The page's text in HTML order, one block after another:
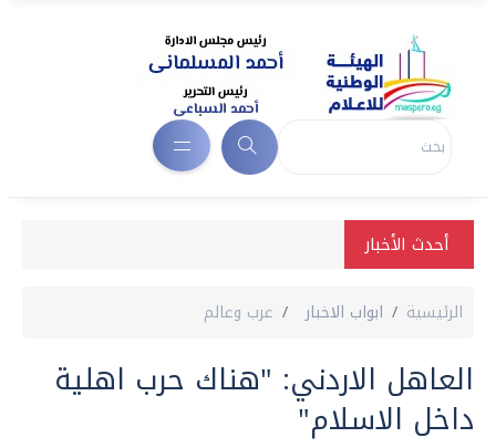
أحدث الأخبار
الرئيسية ابواب الاخبار عرب وعالم
العاهل الاردني: "هناك حرب اهلية
داخل الاسلام"